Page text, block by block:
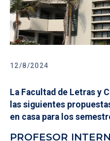
12/8/2024
La Facultad de Letras y
las siguientes
en casa para los
PROFESOR